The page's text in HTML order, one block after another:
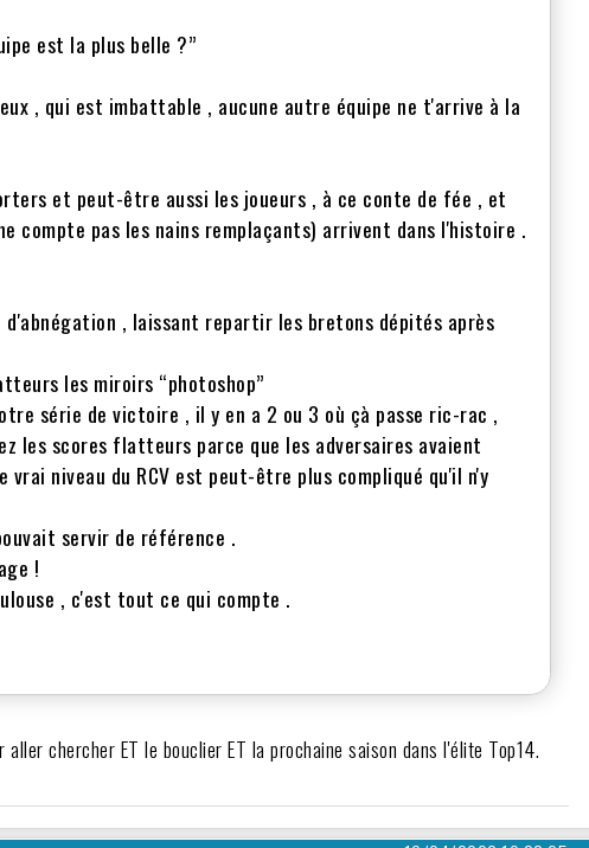
est la plus belle ?”
, qui est imbattable , aucune autre équipe ne t'arrive à la
et peut-être aussi les joueurs , à ce conte de fée , et
compte pas les nains remplaçants) arrivent dans l'histoire .
, laissant repartir les bretons dépités après
les miroirs “photoshop”
série de victoire , il y en a 2 ou 3 où çà passe ric-rac ,
les scores flatteurs parce que les adversaires avaient
niveau du RCV est peut-être plus compliqué qu'il n'y
servir de référence .
!
, c'est tout ce qui compte .
chercher ET le bouclier ET la prochaine saison dans l'élite Top14.